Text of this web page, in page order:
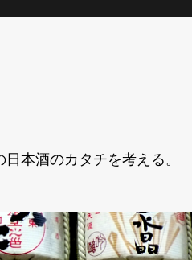
本酒のカタチを考える。